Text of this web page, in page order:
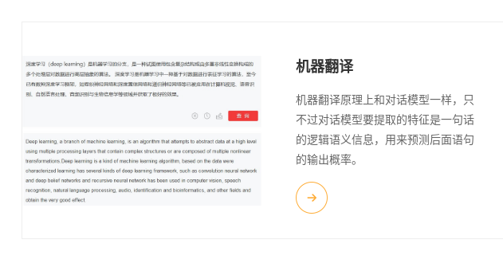
机器翻译
机器翻译原理上和对话模型一样，只
不过对话模型要提取的特征是一句话
的逻辑语义信息，用来预测后面语句
的输出概率。